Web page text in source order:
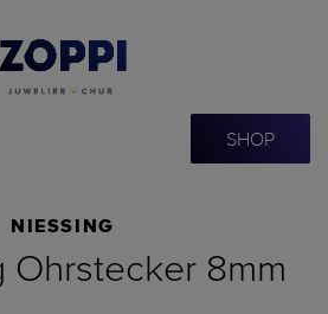
SHOP
NIESSING
Ohrstecker 8mm